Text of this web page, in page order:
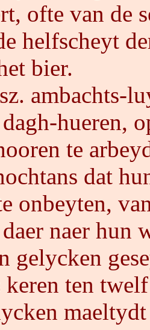
ofte van de
helfscheyt
bier.
ambachts-
hueren,
te
dat
onbeyten,
naer hun
gelycken
keren ten